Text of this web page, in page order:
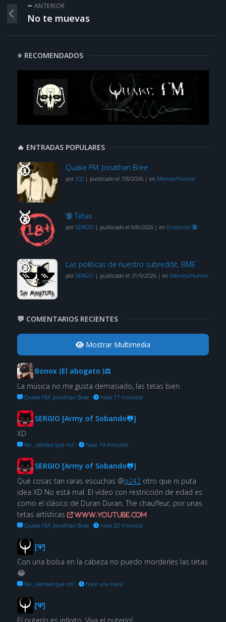
⬅️ ANTERIOR
No te muevas
⭐ RECOMENDADOS
🔥 ENTRADAS POPULARES
Quake FM: Jonathan Bree
por [Q] | publicado el 7/8/2026| en Memes/Humor
🔞 Tetas
por SERGIO| publicado el 6/8/2026| en Erotismo 🔞
Las políticas de nuestro subreddit, BME
por SERGIO| publicado el 31/5/2026| en Memes/Humor
💬 COMENTARIOS RECIENTES
Mostrar Multimedia
Bonox (El abogato )⚖
La música no me gusta demasiado, las tetas bien.
Quake FM: Jonathan Bree· hace 17 minutos
SERGIO [Army of Sobando🐸]
XD
No. ¿Verdad que no?· hace 19 minutos
SERGIO [Army of Sobando🐸]
Qué cosas tan raras escuchas @q242 otro que ni puta
idea XD No está mal. El vídeo con restricción de edad es
como el clásico de Duran Duran, The chauffeur, por unas
tetas artísticas
www.youtube.com
Quake FM: Jonathan Bree· hace 20 minutos
[Ψ]
Con una bolsa en la cabeza no puedo morderles las tetas
😂
No. ¿Verdad que no?· hace una hora
[Ψ]
El puterío es infinito. Viva el puterío!